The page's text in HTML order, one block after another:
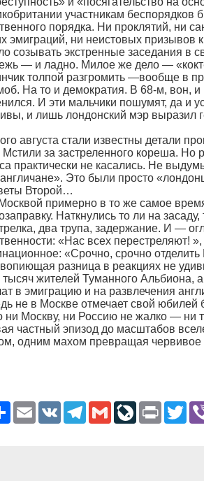
участникам
порядка. Ни проклятий, ни
эмиграций, ни неистовых
созывать экстренные заседания в
— и ладно. Милое же дело —
толпой разгромить —вообще в
На то и демократия. В 68-м, вон, и
И эти мальчики пошумят, да и
и лишь лондонский мэр выразил
августа стали известны детали
Мстили за застреленного кореша. Но
практически не касались. Не
Это были просто
Второй…
примерно в то же самое
Наткнулись то ли на
два трупа, задержание. И —
«Нас всех перестреляют!
«Срочно, срочно отделить
разница в реакциях не
тысяч жителей Туманного Альбиона,
в эмиграцию и на развлечения
не в Москве отмечает свой юбилей
ни Москву, ни Россию не жалко — ни
частный эпизод до масштабов
одним махом превращая
РесурсEmail VK Telegram
GmailLiveJournal
Print